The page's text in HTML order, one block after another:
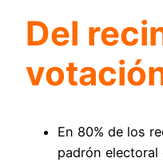
Del
En 80% de los
padrón electoral